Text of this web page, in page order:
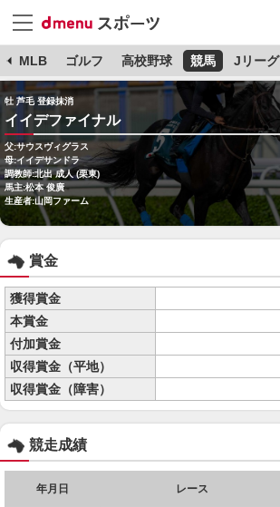
MLB ゴルフ 高校野球 競馬 Jリーグ
牡 芦毛 登録抹消
イイデファイナル
父:サウスヴィグラス
母:イイデサンドラ
調教師:北出 成人 (栗東)
馬主:松本 俊廣
生産者:山岡ファーム
賞金
獲得賞金
本賞金
付加賞金
収得賞金（平地）
収得賞金（障害）
競走成績
年月日 レース